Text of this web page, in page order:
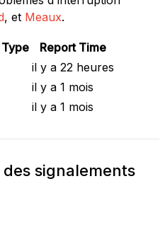
, et Meaux.
Report Time
il y a 22 heures
il y a 1 mois
il y a 1 mois
signalements